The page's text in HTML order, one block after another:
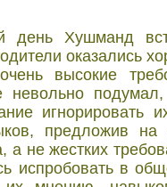
день Хушманд
оказались
высокие
предложив
а не жестких
испробовать в